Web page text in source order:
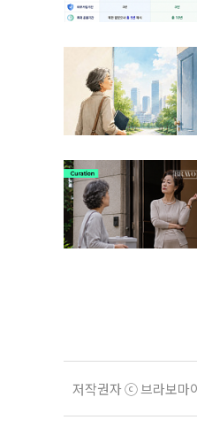
저작권자 ⓒ 브라보마